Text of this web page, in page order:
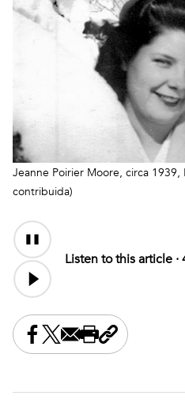
Jeanne Poirier Moore, circa
contribuida)
Audio
Content
Listen to this article ·
Share this on Facebook
Share this on X
Share this by email
Print this page
Copy the